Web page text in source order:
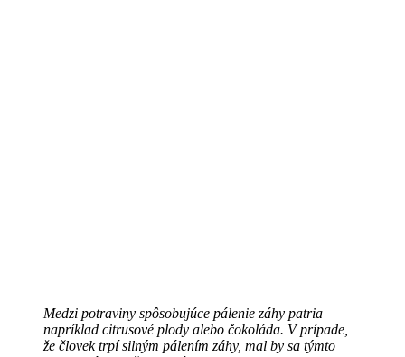
Medzi potraviny spôsobujúce pálenie záhy patria
napríklad citrusové plody alebo čokoláda. V prípade,
že človek trpí silným pálením záhy, mal by sa týmto